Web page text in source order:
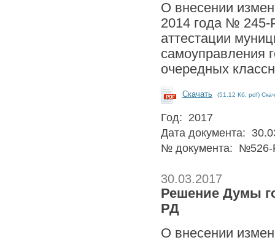
О внесении
2014 года №
аттестации
самоуправления
очередных
Скачать (51.12 Кб, pdf)
Год: 2017
Дата документа:
№ документа:
30.03.2017
Решение Думы
РД
О внесении